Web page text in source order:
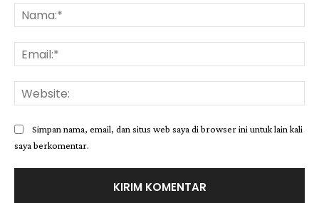
Simpan nama, email, dan situs web saya di browser ini untuk lain kali
saya berkomentar.